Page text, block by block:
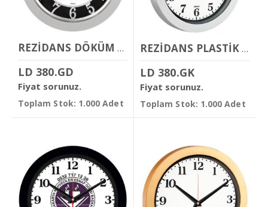
REZİDANS DÖKÜM KADRANLI DUVAR SAATİ
LD 380.GD
Fiyat sorunuz.
Toplam Stok: 1.000 Adet
REZİDANS PLASTİK DUVAR SAATİ
LD 380.GK
Fiyat sorunuz.
Toplam Stok: 1.000 Adet